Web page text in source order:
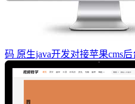
码 原生java开发对接苹果cms后